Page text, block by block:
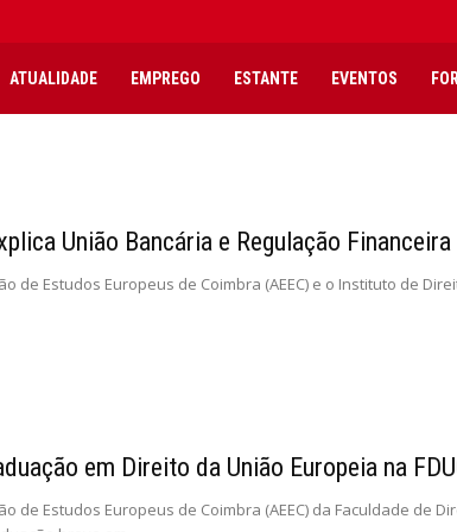
ATUALIDADE EMPREGO ESTANTE EVENTOS
União Bancária e Regulação Financeira
de Estudos Europeus de Coimbra (AEEC) e o Instituto de
em Direito da União Europeia na
de Estudos Europeus de Coimbra (AEEC) da Faculdade de